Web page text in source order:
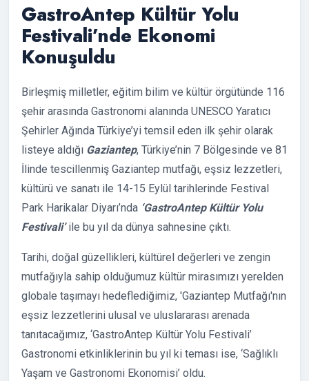
GastroAntep Kültür Yolu
Festivali’nde Ekonomi
Konuşuldu
Birleşmiş milletler, eğitim bilim ve kültür örgütünde 116
şehir arasında Gastronomi alanında UNESCO Yaratıcı
Şehirler Ağında Türkiye’yi temsil eden ilk şehir olarak
listeye aldığı Gaziantep, Türkiye’nin 7 Bölgesinde ve 81
İlinde tescillenmiş Gaziantep mutfağı, eşsiz lezzetleri,
kültürü ve sanatı ile 14-15 Eylül tarihlerinde Festival
Park Harikalar Diyarı’nda ‘GastroAntep Kültür Yolu
Festivali’ile bu yıl da dünya sahnesine çıktı.
Tarihi, doğal güzellikleri, kültürel değerleri ve zengin
mutfağıyla sahip olduğumuz kültür mirasımızı yerelden
globale taşımayı hedeflediğimiz, 'Gaziantep Mutfağı'nın
eşsiz lezzetlerini ulusal ve uluslararası arenada
tanıtacağımız, ‘GastroAntep Kültür Yolu Festivali’
Gastronomi etkinliklerinin bu yıl ki teması ise, ‘Sağlıklı
Yaşam ve Gastronomi Ekonomisi’ oldu.